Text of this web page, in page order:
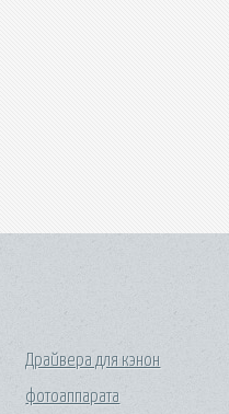
Драйвера для кэнон
фотоаппарата